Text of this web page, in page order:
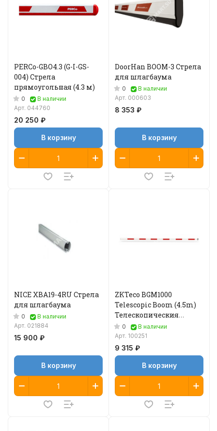
PERCo-GBO4.3 (G-I-GS-
004) Стрела
прямоугольная (4.3 м)
0
В наличии
Арт. 044760
20 250 ₽
В корзину
DoorHan BOOM-3 Стрела
для шлагбаума
0
В наличии
Арт. 000603
8 353 ₽
В корзину
NICE XBA19-4RU Стрела
для шлагбаума
0
В наличии
Арт. 021884
15 900 ₽
В корзину
ZKTeco BGM1000
Telescopic Boom (4.5m)
Телескопическия
стрела 4,5 м
0
В наличии
Арт. 100251
9 315 ₽
В корзину